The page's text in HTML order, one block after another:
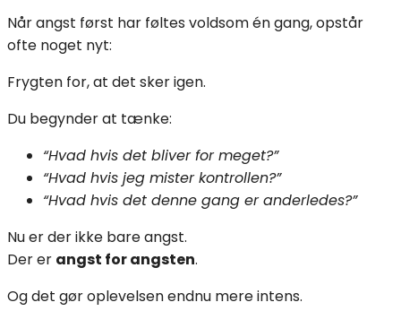
Når angst først har føltes voldsom én gang, opstår
ofte noget nyt:
Frygten for, at det sker igen.
Du begynder at tænke:
“Hvad hvis det bliver for meget?”
“Hvad hvis jeg mister kontrollen?”
“Hvad hvis det denne gang er anderledes?”
Nu er der ikke bare angst.
Der er angst for angsten.
Og det gør oplevelsen endnu mere intens.